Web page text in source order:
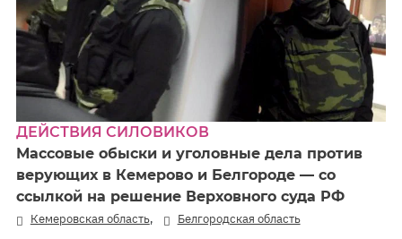
ДЕЙСТВИЯ СИЛОВИКОВ
Массовые обыски и уголовные дела против
верующих в Кемерово и Белгороде — со
ссылкой на решение Верховного суда РФ
Кемеровская область, Белгородская область